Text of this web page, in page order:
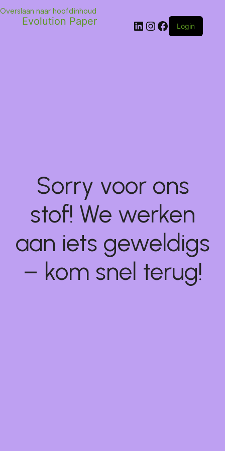
Overslaan naar hoofdinhoud
Evolution Paper Login
Sorry voor ons
stof! We werken
aan iets geweldigs
– kom snel terug!